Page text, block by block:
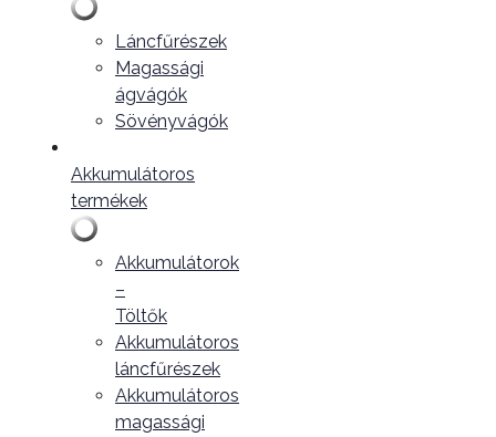
Láncfűrészek
Magassági
ágvágók
Sövényvágók
Akkumulátoros
termékek
Akkumulátorok
–
Töltők
Akkumulátoros
láncfűrészek
Akkumulátoros
magassági